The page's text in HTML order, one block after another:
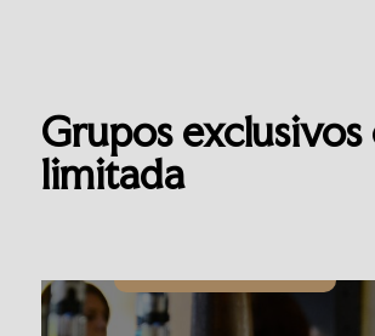
Grupos
limitada